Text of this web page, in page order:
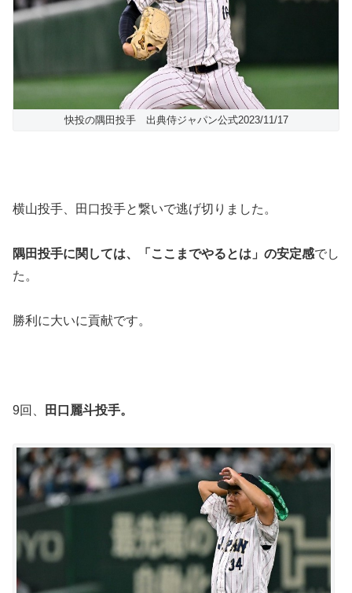
快投の隅田投手 出典侍ジャパン公式2023/11/17
横山投手、田口投手と繋いで逃げ切りました。
隅田投手に関しては、「ここまでやるとは」の安定感でし
た。
勝利に大いに貢献です。
9回、 田口麗斗投手。